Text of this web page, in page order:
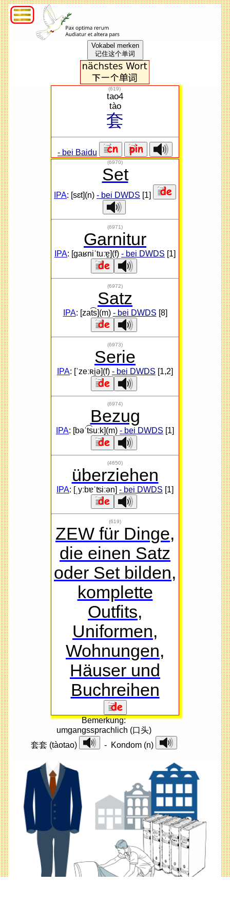
Vokabel merken
记住这个单词
(619)
套
tào
tao4
- bei Baidu
(6970)
Set
IPA: [sɛt](n) - bei DWDS [1]
(6971)
Garnitur
IPA: [gaʁniˈtuːɐ̯](f) - bei DWDS [1]
(6972)
Satz
IPA: [zat͡s](m) - bei DWDS [8]
(6973)
Serie
IPA: [ˈzeːʀi̯ə](f) - bei DWDS [1,2]
(6974)
Bezug
IPA: [bəˈt͡suːk](m) - bei DWDS [1]
(4650)
überziehen
IPA: [ˌyːbɐˈʦiːən] - bei DWDS [1]
(619)
ZEW für Dinge,
die einen Satz
oder Set bilden,
komplette
Outfits,
Uniformen,
Wohnungen,
Häuser und
Buchreihen
Bemerkung:
umgangssprachlich (口头)
套套 (tàotao)
- Kondom (n)